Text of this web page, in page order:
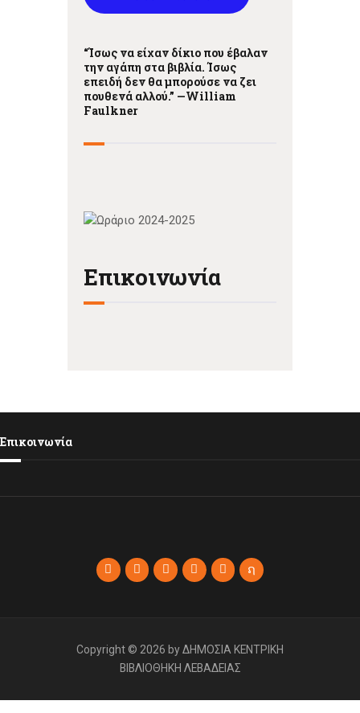
“Ίσως να είχαν δίκιο που έβαλαν
την αγάπη στα βιβλία. Ίσως
επειδή δεν θα μπορούσε να ζει
πουθενά αλλού.” —William
Faulkner
Επικοινωνία
Επικοινωνία
Copyright © 2026 by ΔΗΜΟΣΙΑ ΚΕΝΤΡΙΚΗ
ΒΙΒΛΙΟΘΗΚΗ ΛΕΒΑΔΕΙΑΣ